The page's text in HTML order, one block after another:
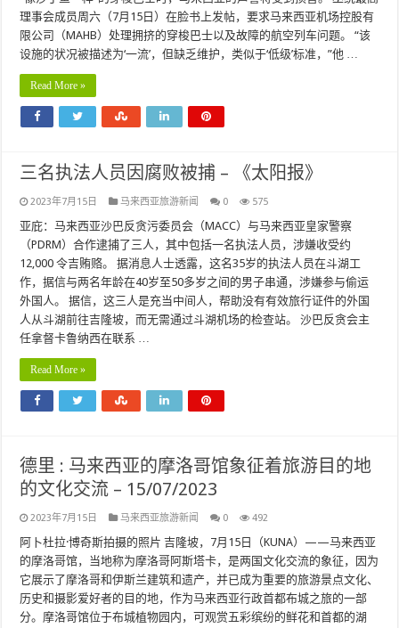
理事会成员周六（7月15日）在脸书上发帖，要求马来西亚机场控股有
限公司（MAHB）处理拥挤的穿梭巴士以及故障的航空列车问题。 “该
设施的状况被描述为‘一流’，但缺乏维护，类似于‘低级’标准，”他 …
Read More »
三名执法人员因腐败被捕 – 《太阳报》
2023年7月15日 马来西亚旅游新闻 0 575
亚庇：马来西亚沙巴反贪污委员会（MACC）与马来西亚皇家警察
（PDRM）合作逮捕了三人，其中包括一名执法人员，涉嫌收受约
12,000 令吉贿赂。 据消息人士透露，这名35岁的执法人员在斗湖工
作，据信与两名年龄在40岁至50多岁之间的男子串通，涉嫌参与偷运
外国人。 据信，这三人是充当中间人，帮助没有有效旅行证件的外国
人从斗湖前往吉隆坡，而无需通过斗湖机场的检查站。 沙巴反贪会主
任拿督卡鲁纳西在联系 …
Read More »
德里 : 马来西亚的摩洛哥馆象征着旅游目的地
的文化交流 – 15/07/2023
2023年7月15日 马来西亚旅游新闻 0 492
阿卜杜拉·博奇斯拍摄的照片 吉隆坡，7月15日（KUNA）——马来西亚
的摩洛哥馆，当地称为摩洛哥阿斯塔卡，是两国文化交流的象征，因为
它展示了摩洛哥和伊斯兰建筑和遗产，并已成为重要的旅游景点文化、
历史和摄影爱好者的目的地，作为马来西亚行政首都布城之旅的一部
分。摩洛哥馆位于布城植物园内，可观赏五彩缤纷的鲜花和首都的湖